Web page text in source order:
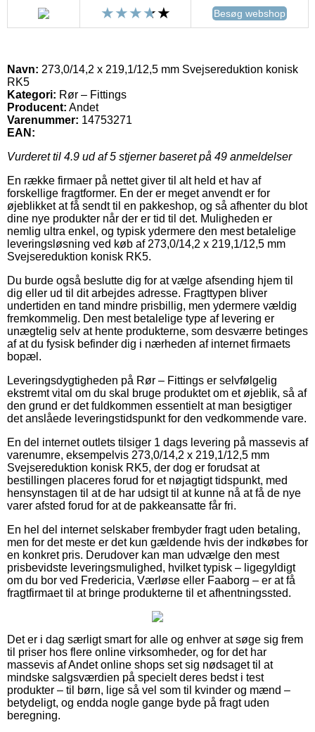
Besøg webshop
Navn: 273,0/14,2 x 219,1/12,5 mm Svejsereduktion konisk
RK5
Kategori: Rør – Fittings
Producent: Andet
Varenummer: 14753271
EAN:
Vurderet til 4.9 ud af 5 stjerner baseret på 49 anmeldelser
En række firmaer på nettet giver til alt held et hav af
forskellige fragtformer. En der er meget anvendt er for
øjeblikket at få sendt til en pakkeshop, og så afhenter du blot
dine nye produkter når der er tid til det. Muligheden er
nemlig ultra enkel, og typisk ydermere den mest betalelige
leveringsløsning ved køb af 273,0/14,2 x 219,1/12,5 mm
Svejsereduktion konisk RK5.
Du burde også beslutte dig for at vælge afsending hjem til
dig eller ud til dit arbejdes adresse. Fragttypen bliver
undertiden en tand mindre prisbillig, men ydermere vældig
fremkommelig. Den mest betalelige type af levering er
unægtelig selv at hente produkterne, som desværre betinges
af at du fysisk befinder dig i nærheden af internet firmaets
bopæl.
Leveringsdygtigheden på Rør – Fittings er selvfølgelig
ekstremt vital om du skal bruge produktet om et øjeblik, så af
den grund er det fuldkommen essentielt at man besigtiger
det anslåede leveringstidspunkt for den vedkommende vare.
En del internet outlets tilsiger 1 dags levering på massevis af
varenumre, eksempelvis 273,0/14,2 x 219,1/12,5 mm
Svejsereduktion konisk RK5, der dog er forudsat at
bestillingen placeres forud for et nøjagtigt tidspunkt, med
hensynstagen til at de har udsigt til at kunne nå at få de nye
varer afsted forud for at de pakkeansatte får fri.
En hel del internet selskaber frembyder fragt uden betaling,
men for det meste er det kun gældende hvis der indkøbes for
en konkret pris. Derudover kan man udvælge den mest
prisbevidste leveringsmulighed, hvilket typisk – ligegyldigt
om du bor ved Fredericia, Værløse eller Faaborg – er at få
fragtfirmaet til at bringe produkterne til et afhentningssted.
Det er i dag særligt smart for alle og enhver at søge sig frem
til priser hos flere online virksomheder, og for det har
massevis af Andet online shops set sig nødsaget til at
mindske salgsværdien på specielt deres bedst i test
produkter – til børn, lige så vel som til kvinder og mænd –
betydeligt, og endda nogle gange byde på fragt uden
beregning.